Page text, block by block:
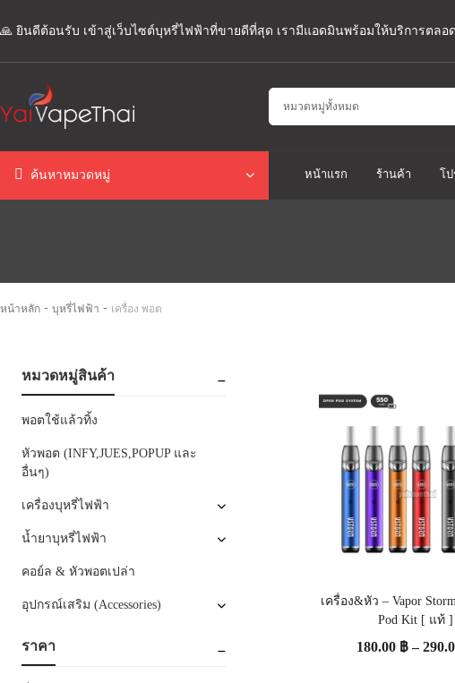
🙏 ยินดีต้อนรับ เข้าสู่เว็บไซต์บุหรี่ไฟฟ้าที่ขายดีที่สุด เรามีแอดมินพร้อมให้บริการตลอด
ค้นหาหมวดหมู่ หน้าแรก ร้านค้า โ
หน้าหลัก - บุหรี่ไฟฟ้า - เครื่อง พอต
หมวดหมู่สินค้า
พอตใช้แล้วทิ้ง
หัวพอต (INFY,JUES,POPUP และ
อื่นๆ)
เครื่องบุหรี่ไฟฟ้า
น้ำยาบุหรี่ไฟฟ้า
คอย์ล & หัวพอตเปล่า
อุปกรณ์เสริม (Accessories)
ราคา
เครื่อง&หัว – Vapor
Pod Kit [ แท้ ]
180.00 ฿–